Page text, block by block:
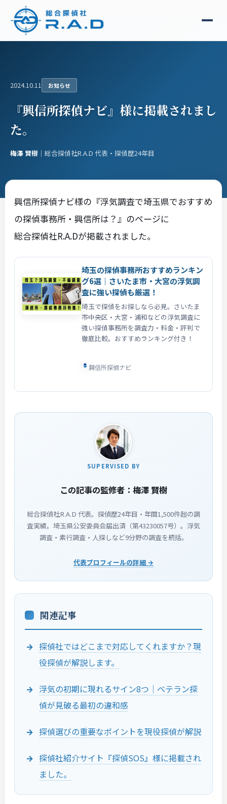
総合探偵社R.A.D お知らせ 『興信所探偵ナビ』様に掲載されました。
2024.10.11 お知らせ
『興信所探偵ナビ』様に掲載されまし
た。
梅澤 賢樹 ｜総合探偵社R.A.D 代表・探偵歴24年目
興信所探偵ナビ様の『浮気調査で埼玉県でおすすめ
の探偵事務所・興信所は？』のページに
総合探偵社R.A.Dが掲載されました。
埼玉の探偵事務所おすすめランキン
グ6選｜さいたま市・大宮の浮気調
査に強い探偵も厳選！
埼玉で探偵をお探しなら必見。さいたま
市中央区・大宮・浦和などの浮気調査に
強い探偵事務所を調査力・料金・評判で
徹底比較。おすすめランキング付き！
興信所探偵ナビ
SUPERVISED BY
この記事の監修者：梅澤 賢樹
総合探偵社R.A.D 代表。探偵歴24年目・年間1,500件超の調
査実績。埼玉県公安委員会届出済（第43230057号）。浮気
調査・素行調査・人探しなど9分野の調査を統括。
代表プロフィールの詳細 →
関連記事
探偵社ではどこまで対応してくれますか？現
役探偵が解説します。
浮気の初期に現れるサイン8つ｜ベテラン探
偵が見破る最初の違和感
探偵選びの重要なポイントを現役探偵が解説
探偵社紹介サイト『探偵SOS』様に掲載され
ました。